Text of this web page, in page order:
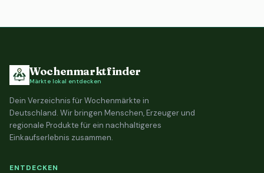
Wochenmarktfinder
Märkte lokal entdecken
Dein Verzeichnis für Wochenmärkte in
Deutschland. Wir bringen Menschen, Erzeuger und
regionale Produkte für ein nachhaltigeres
Einkaufserlebnis zusammen.
ENTDECKEN